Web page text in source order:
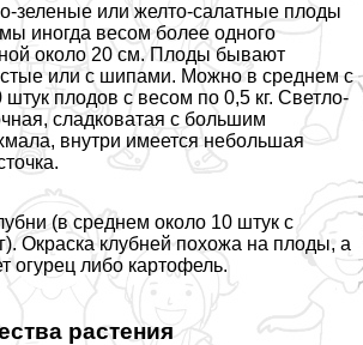
зеленые или желто-салатные плоды
иногда весом более одного
около 20 см. Плоды бывают
или с шипами. Можно в среднем с
плодов с весом по 0,5 кг. Светло-
сладковатая с большим
внутри имеется небольшая
(в среднем около 10 штук с
Окраска клубней похожа на плоды, а
огурец либо картофель.
растения